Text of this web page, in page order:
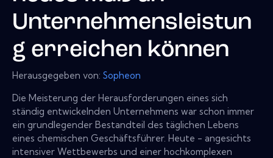
Unternehmensleistun
g erreichen können
Herausgegeben von: Sopheon
Die Meisterung der Herausforderungen eines sich
ständig entwickelnden Unternehmens war schon immer
ein grundlegender Bestandteil des täglichen Lebens
eines chemischen Geschäftsführer. Heute - angesichts
intensiver Wettbewerbs und einer hochkomplexen